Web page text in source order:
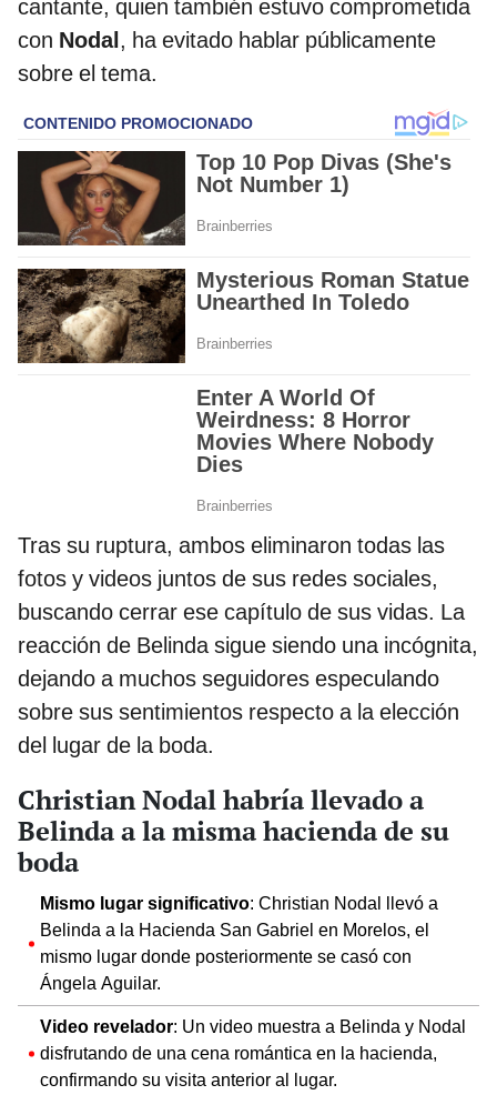
cantante, quien también estuvo comprometida
con Nodal, ha evitado hablar públicamente
sobre el tema.
Tras su ruptura, ambos eliminaron todas las
fotos y videos juntos de sus redes sociales,
buscando cerrar ese capítulo de sus vidas. La
reacción de Belinda sigue siendo una incógnita,
dejando a muchos seguidores especulando
sobre sus sentimientos respecto a la elección
del lugar de la boda.
Christian Nodal habría llevado a
Belinda a la misma hacienda de su
boda
Mismo lugar significativo: Christian Nodal llevó a
Belinda a la Hacienda San Gabriel en Morelos, el
mismo lugar donde posteriormente se casó con
Ángela Aguilar.
Video revelador: Un video muestra a Belinda y Nodal
disfrutando de una cena romántica en la hacienda,
confirmando su visita anterior al lugar.